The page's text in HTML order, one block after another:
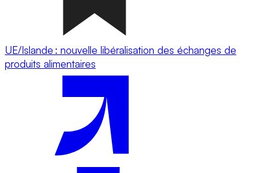
UE/Islande : nouvelle libéralisation des échanges de
produits alimentaires